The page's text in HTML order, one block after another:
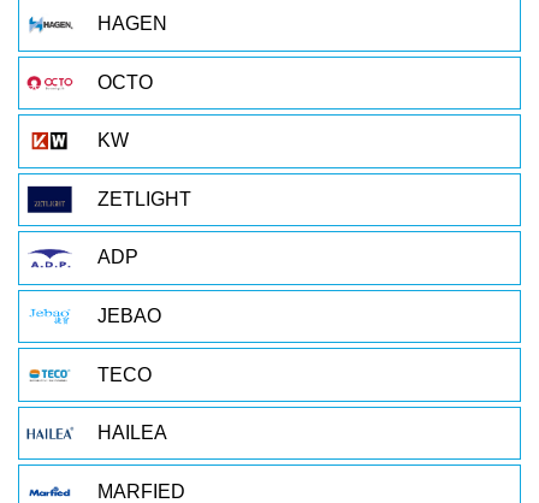
HAGEN
OCTO
KW
ZETLIGHT
ADP
JEBAO
TECO
HAILEA
MARFIED